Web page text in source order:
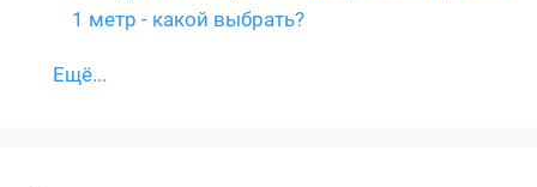
1 метр - какой выбрать?
Ещё...